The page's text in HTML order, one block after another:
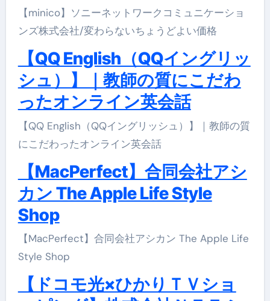
【minico】ソニーネットワークコミュニケーショ
ンズ株式会社/変わらないちょうどよい価格
【QQ English（QQイングリッ
シュ）】｜教師の質にこだわ
ったオンライン英会話
【QQ English（QQイングリッシュ）】｜教師の質
にこだわったオンライン英会話
【MacPerfect】合同会社アシ
カン The Apple Life Style
Shop
【MacPerfect】合同会社アシカン The Apple Life
Style Shop
【ドコモ光×ひかりＴＶショ